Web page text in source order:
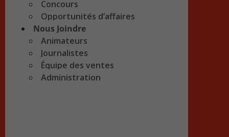
Concours
Opportunités d’affaires
Nous Joindre
Animateurs
Journalistes
Équipe des ventes
Administration